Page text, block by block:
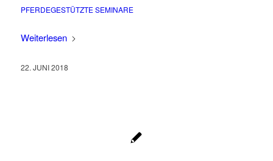
PFERDEGESTÜTZTE SEMINARE
Weiterlesen
22. JUNI 2018